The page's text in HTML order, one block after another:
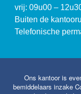
vrij: 09u00 –
Buiten de
Telefonische
Ons kantoor is
bemiddelaars inzake